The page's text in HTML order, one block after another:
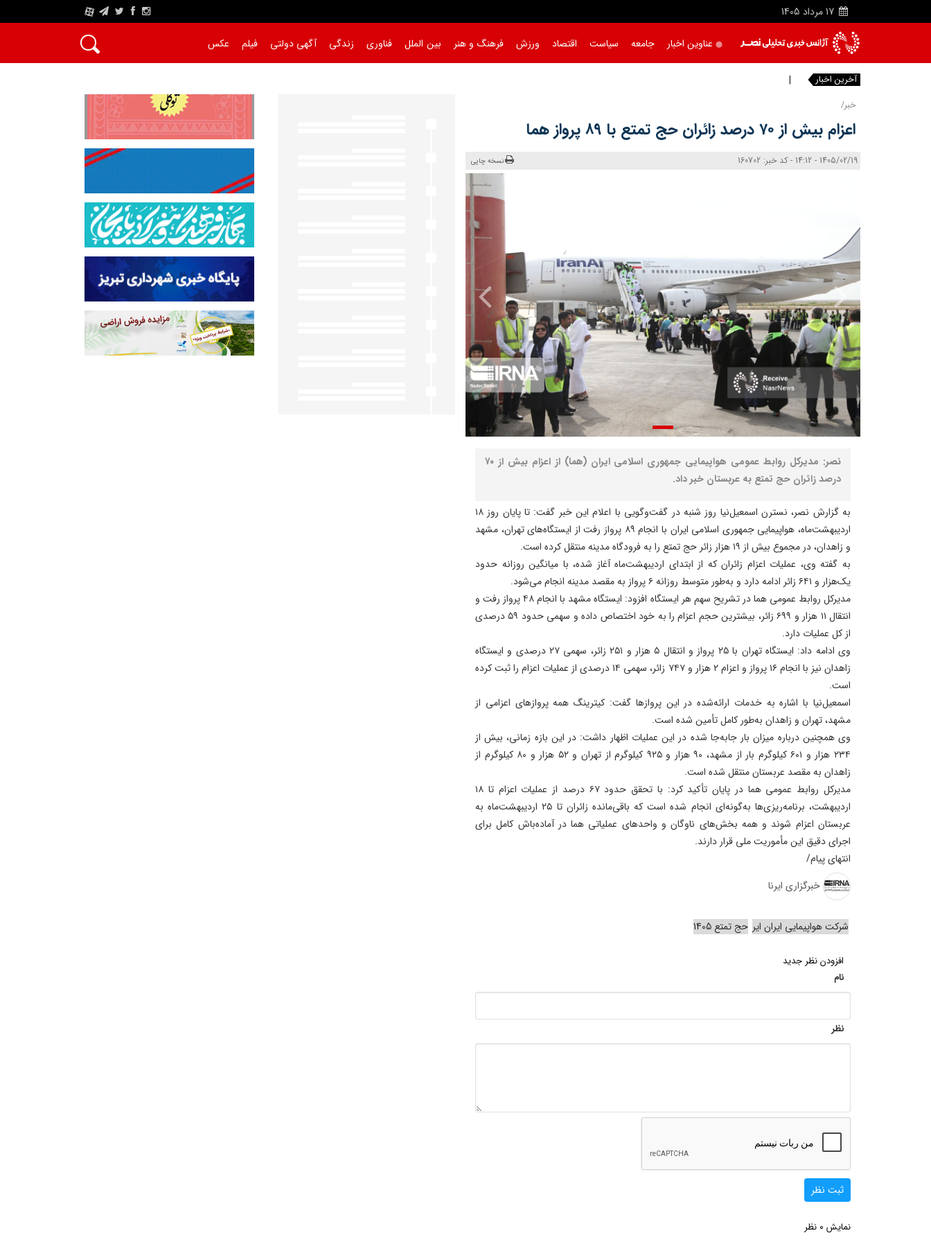
17 مرداد 1405
A
عناوین اخبار جامعه سیاست اقتصاد ورزش فرهنگ و هنر بین الملل فناوری زندگی آگهی دولتی فیلم عکس
آخرین اخبار دریاچه
خبر/
اعزام بیش از ۷۰ درصد زائران حج تمتع با ۸۹ پرواز هما
1405/02/19 - 14:12 - کد خبر: 160702 نسخه چاپی
نصر: مدیرکل روابط عمومی هواپیمایی جمهوری اسلامی ایران (هما) از اعزام بیش از ۷۰
درصد زائران حج تمتع به عربستان خبر داد.
به گزارش نصر، نسترن اسمعیل‌نیا روز شنبه در گفت‌وگویی با اعلام این خبر گفت: تا پایان روز ۱۸
اردیبهشت‌ماه، هواپیمایی جمهوری اسلامی ایران با انجام ۸۹ پرواز رفت از ایستگاه‌های تهران، مشهد
و زاهدان، در مجموع بیش از ۱۹ هزار زائر حج تمتع را به فرودگاه مدینه منتقل کرده است.
به گفته وی، عملیات اعزام زائران که از ابتدای اردیبهشت‌ماه آغاز شده، با میانگین روزانه حدود
یک‌هزار و ۶۴۱ زائر ادامه دارد و به‌طور متوسط روزانه ۶ پرواز به مقصد مدینه انجام می‌شود.
مدیرکل روابط عمومی هما در تشریح سهم هر ایستگاه افزود: ایستگاه مشهد با انجام ۴۸ پرواز رفت و
انتقال ۱۱ هزار و ۶۹۹ زائر، بیشترین حجم اعزام را به خود اختصاص داده و سهمی حدود ۵۹ درصدی
از کل عملیات دارد.
وی ادامه داد: ایستگاه تهران با ۲۵ پرواز و انتقال ۵ هزار و ۲۵۱ زائر، سهمی ۲۷ درصدی و ایستگاه
زاهدان نیز با انجام ۱۶ پرواز و اعزام ۲ هزار و ۷۴۷ زائر، سهمی ۱۴ درصدی از عملیات اعزام را ثبت کرده
است.
اسمعیل‌نیا با اشاره به خدمات ارائه‌شده در این پروازها گفت: کیترینگ همه پروازهای اعزامی از
مشهد، تهران و زاهدان به‌طور کامل تأمین شده است.
وی همچنین درباره میزان بار جابه‌جا شده در این عملیات اظهار داشت: در این بازه زمانی، بیش از
۲۳۴ هزار و ۶۰۱ کیلوگرم بار از مشهد، ۹۰ هزار و ۹۲۵ کیلوگرم از تهران و ۵۲ هزار و ۸۰ کیلوگرم از
زاهدان به مقصد عربستان منتقل شده است.
مدیرکل روابط عمومی هما در پایان تأکید کرد: با تحقق حدود ۶۷ درصد از عملیات اعزام تا ۱۸
اردیبهشت، برنامه‌ریزی‌ها به‌گونه‌ای انجام شده است که باقی‌مانده زائران تا ۲۵ اردیبهشت‌ماه به
عربستان اعزام شوند و همه بخش‌های ناوگان و واحدهای عملیاتی هما در آماده‌باش کامل برای
اجرای دقیق این مأموریت ملی قرار دارند.
انتهای پیام/
خبرگزاری ایرنا
شرکت هواپیمایی ایران ایر حج تمتع 1405
افزودن نظر جدید
نام
نظر
ثبت نظر
نمایش 0 نظر